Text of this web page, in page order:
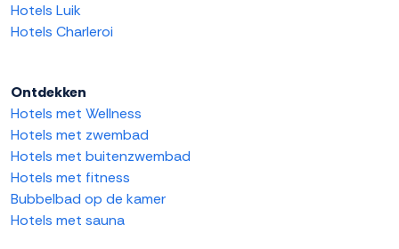
Hotels Luik
Hotels Charleroi
Ontdekken
Hotels met Wellness
Hotels met zwembad
Hotels met buitenzwembad
Hotels met fitness
Bubbelbad op de kamer
Hotels met sauna